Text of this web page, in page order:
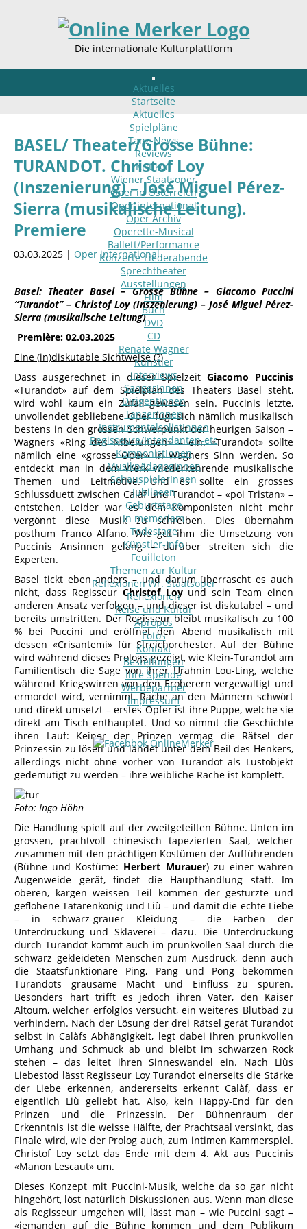
Die internationale Kulturplattform
Aktuelles
Startseite
Aktuelles
Spielpläne
Tanz-News
Reviews
Kritiken
Wiener Staatsoper
Oper in Österreich
Oper international
Oper Archiv
Operette-Musical
Ballett/Performance
Konzerte-Liederabende
Sprechtheater
Ausstellungen
Film
Buch
DVD
CD
Renate Wagner
Künstler
Interviews
SängerInnen
DirigentInnen
TänzerInnen
InstrumentalsolistInnen
Regisseure/Intendanten-etc
KomponistInnen
MusikpädagogInnen
SchauspielerInnen
Jubilaeen
Geburtstage
In memoriam
Todestage
Künstler-Info
Feuilleton
Themen zur Kultur
Reflexionen Wr. Staatsoper
Reflexionen
Reise und Kultur
Apropos
Fotos
Kontakt
Bestellungen
Ihre Spende
Werbepartner
Impressum
BASEL/ Theater/Grosse Bühne:
TURANDOT. Christof Loy
(Inszenierung) – José Miguel Pérez-
Sierra (musikalische Leitung).
Premiere
03.03.2025 | Oper international
Basel: Theater Basel – Grosse Bühne – Giacomo Puccini
“Turandot” – Christof Loy (Inszenierung) – José Miguel Pérez-
Sierra (musikalische Leitung)
Première: 02.03.2025
Eine (in)diskutable Sichtweise (?)
Dass ausgerechnet in dieser Spielzeit Giacomo Puccinis
«Turandot» auf dem Spielplan des Theaters Basel steht,
wird wohl kaum ein Zufall gewesen sein. Puccinis letzte,
unvollendet gebliebene Oper fügt sich nämlich musikalisch
bestens in den grossen Schwerpunkt der heurigen Saison –
Wagners «Ring des Nibelungen» – ein. «Turandot» sollte
nämlich eine «grosse Oper» in Wagners Sinn werden. So
entdeckt man in dem Werk wiederkehrende musikalische
Themen und Leitmotive. Und es sollte ein grosses
Schlussduett zwischen Calàf und Turandot – «poi Tristan» –
entstehen. Leider war es dem Komponisten nicht mehr
vergönnt diese Musik zu schreiben. Dies übernahm
posthum Franco Alfano. Wie gut ihm die Umsetzung von
Puccinis Ansinnen gelang – darüber streiten sich die
Experten.
Basel tickt eben anders – und darum überrascht es auch
nicht, dass RegisseurChristof Loyund sein Team einen
anderen Ansatz verfolgen – und dieser ist diskutabel – und
bereits umstritten. Der Regisseur bleibt musikalisch zu 100
% bei Puccini und eröffnet den Abend musikalisch mit
dessen «Crisantemi» für Streichorchester. Auf der Bühne
wird während dieses Prologs gezeigt, wie Klein-Turandot am
Familientisch die Sage von ihrer Urahnin Lou-Ling, welche
während Kriegswirren von den Eroberern vergewaltigt und
ermordet wird, vernimmt, Rache an den Männern schwört
und direkt umsetzt – erstes Opfer ist ihre Puppe, welche sie
direkt am Tisch enthauptet. Und so nimmt die Geschichte
ihren Lauf: Keiner der Prinzen vermag die Rätsel der
Prinzessin zu lösen und landet unter dem Beil des Henkers,
allerdings nicht ohne vorher von Turandot als Lustobjekt
gedemütigt zu werden – ihre weibliche Rache ist komplett.
Foto: Ingo Höhn
Die Handlung spielt auf der zweitgeteilten Bühne. Unten im
grossen, prachtvoll chinesisch tapezierten Saal, welcher
zusammen mit den prächtigen Kostümen der Aufführenden
(Bühne und Kostüme: Herbert Murauer) zu einer wahren
Augenweide gerät, findet die Haupthandlung statt. Im
oberen, kargen weissen Teil kommen der gestürzte und
geflohene Tatarenkönig und Liù – und damit die echte Liebe
– in schwarz-grauer Kleidung – die Farben der
Unterdrückung und Sklaverei – dazu. Die Unterdrückung
durch Turandot kommt auch im prunkvollen Saal durch die
schwarz gekleideten Menschen zum Ausdruck, denn auch
die Staatsfunktionäre Ping, Pang und Pong bekommen
Turandots grausame Macht und Einfluss zu spüren.
Besonders hart trifft es jedoch ihren Vater, den Kaiser
Altoum, welcher erfolglos versucht, ein weiteres Blutbad zu
verhindern. Nach der Lösung der drei Rätsel gerät Turandot
selbst in Calàfs Abhängigkeit, legt dabei ihren prunkvollen
Umhang und Schmuck ab und bleibt im schwarzen Rock
stehen – das leitet ihren Sinneswandel ein. Nach Liùs
Liebestod lässt Regisseur Loy Turandot einerseits die Stärke
der Liebe erkennen, andererseits erkennt Calàf, dass er
eigentlich Liù geliebt hat. Also, kein Happy-End für den
Prinzen und die Prinzessin. Der Bühnenraum der
Erkenntnis ist die weisse Hälfte, der Prachtsaal versinkt, das
Finale wird, wie der Prolog auch, zum intimen Kammerspiel.
Christof Loy setzt das Ende mit dem 4. Akt aus Puccinis
«Manon Lescaut» um.
Dieses Konzept mit Puccini-Musik, welche da so gar nicht
hingehört, löst natürlich Diskussionen aus. Wenn man diese
als Regisseur umgehen will, lässt man – wie Puccini sagt –
«jemanden auf die Bühne kommen und dem Publikum